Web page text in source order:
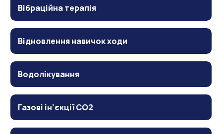
Вібраційна терапія
Відновлення навичок ходи
Водолікування
Газові ін’єкції CO2